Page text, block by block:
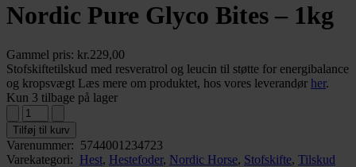
Nordic Pure Glyco Bites – 1kg
Gammel pris: kr.229,00
Stofskiftetilskud med resveratrol og leucin til støtte for energibalance
og kropsvægt Læs mere om produktet, hos vores leverandør her.
Kun 3 tilbage på lager
Tilføj til kurv
Varenummer: 5744001234723
Varekategori: Hest, Hestefoder, Nordic Horse, Stofskifte, Tilskud